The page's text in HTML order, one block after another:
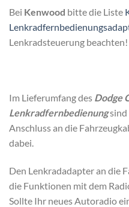
Bei Kenwood bitte die Liste
Lenkradsteuerung beachten!
Im Lieferumfang des Dodge
Lenkradfernbedienungsind
Anschluss an die
dabei.
Den Lenkradadapter an die
die Funktionen mit dem
Sollte Ihr neues Autoradio